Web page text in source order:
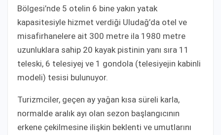
Bölgesi’nde 5 otelin 6 bine yakın yatak
kapasitesiyle hizmet verdiği Uludağ’da otel ve
misafirhanelere ait 300 metre ila 1980 metre
uzunluklara sahip 20 kayak pistinin yanı sıra 11
teleski, 6 telesiyej ve 1 gondola (telesiyejin kabinli
modeli) tesisi bulunuyor.
Turizmciler, geçen ay yağan kısa süreli karla,
normalde aralık ayı olan sezon başlangıcının
erkene çekilmesine ilişkin beklenti ve umutlarını